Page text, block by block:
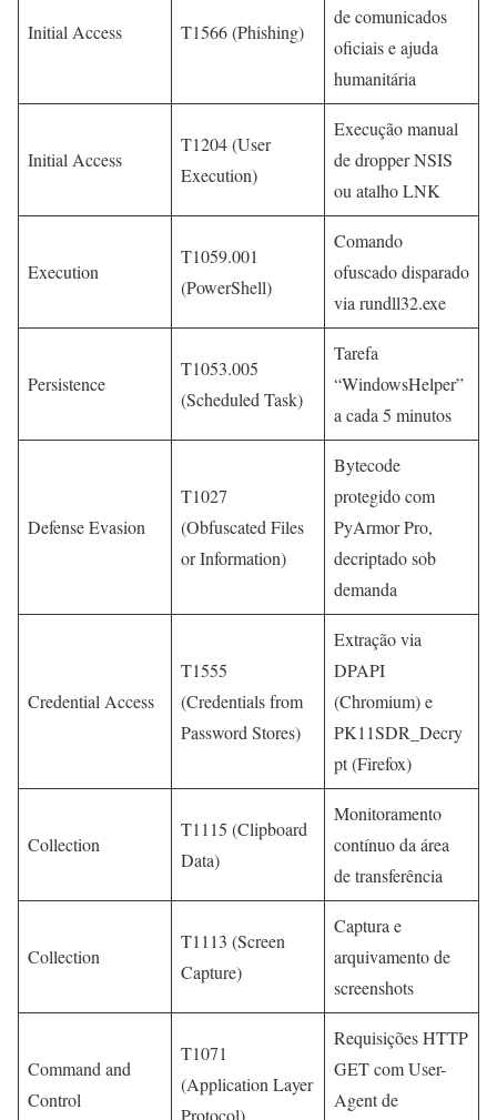
Initial Access T1566 (Phishing)
de comunicados
oficiais e ajuda
humanitária
Initial Access
T1204 (User
Execution)
Execução manual
de dropper NSIS
ou atalho LNK
Execution
T1059.001
(PowerShell)
Comando
ofuscado disparado
via rundll32.exe
Persistence
T1053.005
(Scheduled Task)
Tarefa
“WindowsHelper”
a cada 5 minutos
Defense Evasion
T1027
(Obfuscated Files
or Information)
Bytecode
protegido com
PyArmor Pro,
decriptado sob
demanda
Credential Access
T1555
(Credentials from
Password Stores)
Extração via
DPAPI
(Chromium) e
PK11SDR_Decry
pt (Firefox)
Collection
T1115 (Clipboard
Data)
Monitoramento
contínuo da área
de transferência
Collection
T1113 (Screen
Capture)
Captura e
arquivamento de
screenshots
Command and
Control
T1071
(Application Layer
Requisições HTTP
GET com User-
Agent de